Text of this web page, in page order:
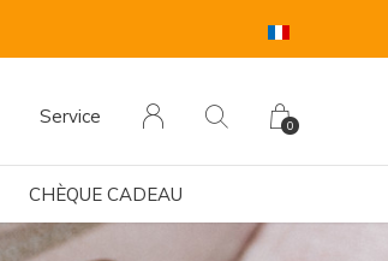
CHÈQUE CADEAU
Service 0